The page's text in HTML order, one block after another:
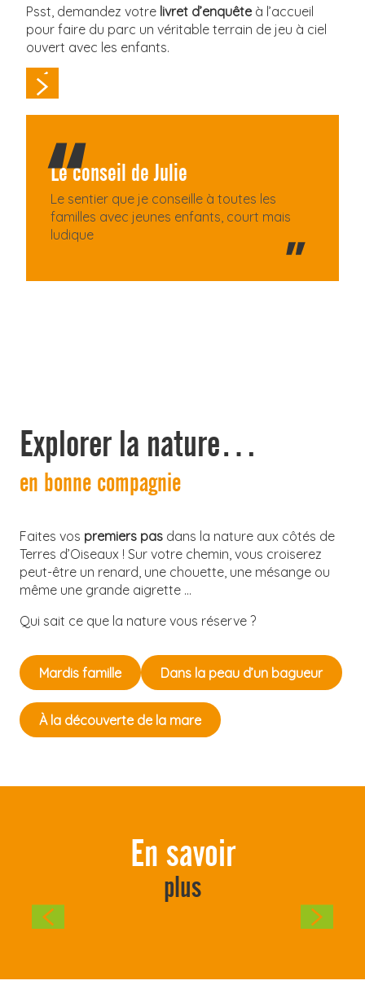
Psst, demandez votre livret d’enquête à l’accueil
pour faire du parc un véritable terrain de jeu à ciel
ouvert avec les enfants.
Le conseil de Julie
Le sentier que je conseille à toutes les
familles avec jeunes enfants, court mais
ludique
Explorer la nature…
en bonne compagnie
Faites vos premiers pas dans la nature aux côtés de
Terres d’Oiseaux ! Sur votre chemin, vous croiserez
peut-être un renard, une chouette, une mésange ou
même une grande aigrette …
Qui sait ce que la nature vous réserve ?
Mardis famille Dans la peau d’un bagueur
À la découverte de la mare
En savoir
plus
?